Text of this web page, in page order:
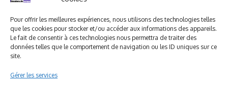
Pour offrir les meilleures expériences, nous utilisons des technologies telles
que les cookies pour stocker et/ou accéder aux informations des appareils.
Le fait de consentir à ces technologies nous permettra de traiter des
données telles que le comportement de navigation ou les ID uniques sur ce
site.
Gérer les services